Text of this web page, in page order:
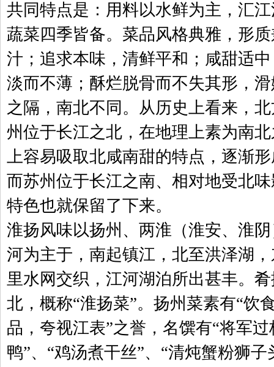
共同特点是：用料以水鲜为主，汇
蔬菜四季皆备。菜品风格典雅，形
汁；追求本味，清鲜平和；咸甜适
淡而不薄；酥烂脱骨而不失其形，
之隔，南北不同。从历史上看来，
州位于长江之北，在地理上素为南
上容易吸取北咸南甜的特点，逐渐
而苏州位于长江之南、相对地受北
特色也就保留了下来。
淮扬风味以扬州、两淮（淮安、淮
河为主于，南起镇江，北至洪泽湖
里水网交织，江河湖泊所出甚丰。
北，概称“淮扬菜”。扬州菜素有“饮
品，夸视江表”之誉，名馔有“将军
鸭”、“鸡汤煮干丝”、“清炖蟹粉狮